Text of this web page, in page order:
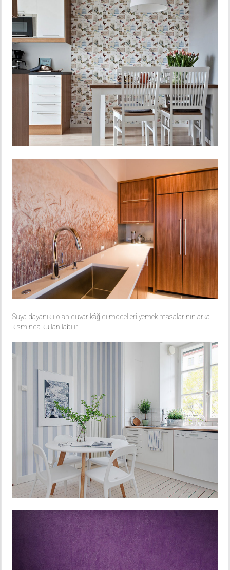
Suya dayanıklı olan duvar kâğıdı modelleri yemek masalarının arka
kısmında kullanılabilir.